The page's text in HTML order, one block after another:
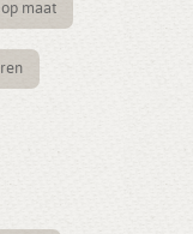
maat